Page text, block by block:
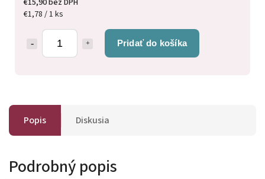
€1,78 / 1 ks
Pridať do košíka
Popis Diskusia
Podrobný popis